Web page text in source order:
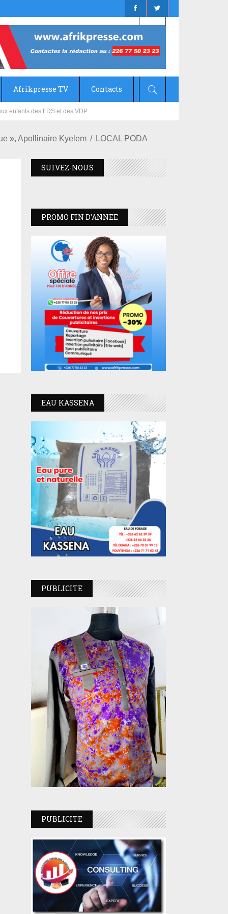
Afrikpresse TV Contacts
», Apollinaire Kyelem LOCAL PODA
SUIVEZ-NOUS
PROMO FIN D’ANNEE
EAU KASSENA
PUBLICITE
PUBLICITE